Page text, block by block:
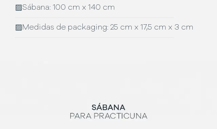
▨Sábana: 100 cm x 140 cm
▨Medidas de packaging: 25 cm x 17,5 cm x 3 cm